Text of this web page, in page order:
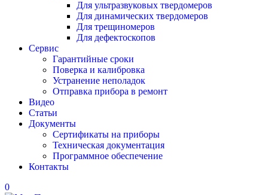
Для ультразвуковых твердомеров
Для динамических твердомеров
Для трещиномеров
Для дефектоскопов
Сервис
Гарантийные сроки
Поверка и калибровка
Устранение неполадок
Отправка прибора в ремонт
Видео
Статьи
Документы
Сертификаты на приборы
Техническая документация
Программное обеспечение
Контакты
0